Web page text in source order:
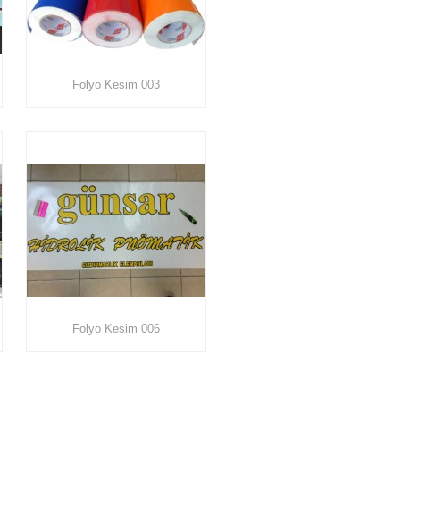
Folyo Kesim 003
Folyo Kesim 006